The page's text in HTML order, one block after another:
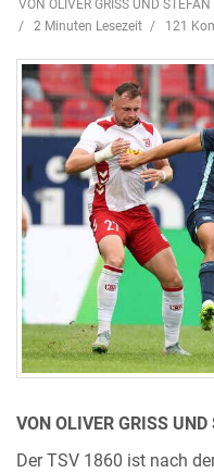
VON OLIVER GRISS UND
2 Minuten Lesezeit
121
VON OLIVER GRISS
Der TSV 1860 ist nach